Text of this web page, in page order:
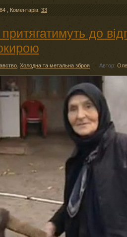
, Коментарів: 33
до
, Холодна та метальна зброя Автор: